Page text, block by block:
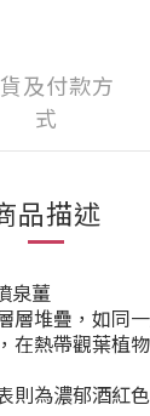
及付款方
式
品描述
泉薑
層堆疊，如同
在熱帶觀葉植
則為濃郁酒紅